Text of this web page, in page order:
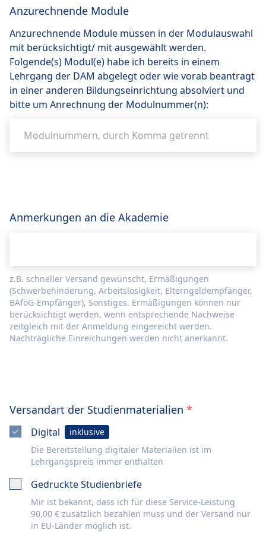
Anzurechnende Module
Anzurechnende Module müssen in der Modulauswahl
mit berücksichtigt/ mit ausgewählt werden.
Folgende(s) Modul(e) habe ich bereits in einem
Lehrgang der DAM abgelegt oder wie vorab beantragt
in einer anderen Bildungseinrichtung absolviert und
bitte um Anrechnung der Modulnummer(n):
Anmerkungen an die Akademie
z.B. schneller Versand gewünscht, Ermäßigungen
(Schwerbehinderung, Arbeitslosigkeit, Elterngeldempfänger,
BAföG-Empfänger), Sonstiges. Ermäßigungen können nur
berücksichtigt werden, wenn entsprechende Nachweise
zeitgleich mit der Anmeldung eingereicht werden.
Nachträgliche Einreichungen werden nicht anerkannt.
Versandart der Studienmaterialien *
Digital
inklusive
Die Bereitstellung digitaler Materialien ist im
Lehrgangspreis immer enthalten
Gedruckte Studienbriefe
Mir ist bekannt, dass ich für diese Service-Leistung
90,00 € zusätzlich bezahlen muss und der Versand nur
in EU-Länder möglich ist.